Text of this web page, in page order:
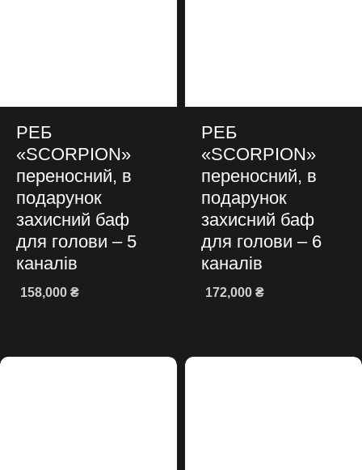
РЕБ
«SCORPION»
переносний, в
подарунок
захисний баф
для голови – 5
каналів
158,000 ₴
РЕБ
«SCORPION»
переносний, в
подарунок
захисний баф
для голови – 6
каналів
172,000 ₴